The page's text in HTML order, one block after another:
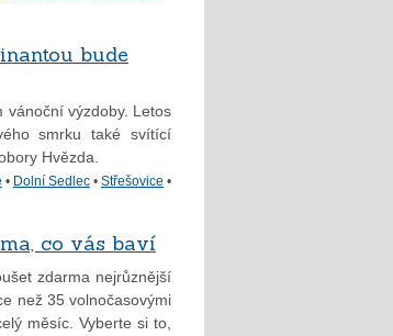
bude
výzdoby. Letos
smrku také svítící
Hvězda.
• Dolní Sedlec•Střešovice •
co vás baví
zdarma nejrůznější
než 35 volnočasovými
měsíc. Vyberte si to,